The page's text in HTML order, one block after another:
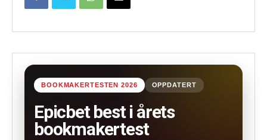
BOOKMAKERTESTEN 2026 OPPDATERT
Epicbet best i årets
bookmakertest